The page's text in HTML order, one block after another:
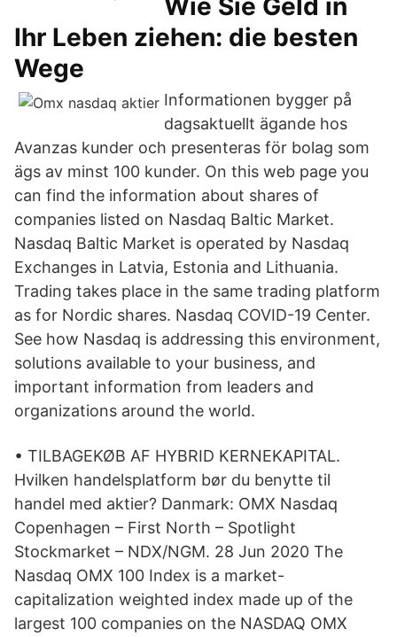
Wie Sie Geld in
Ihr Leben ziehen: die besten
Wege
Informationen bygger på
dagsaktuellt ägande hos
Avanzas kunder och presenteras för bolag som
ägs av minst 100 kunder. On this web page you
can find the information about shares of
companies listed on Nasdaq Baltic Market.
Nasdaq Baltic Market is operated by Nasdaq
Exchanges in Latvia, Estonia and Lithuania.
Trading takes place in the same trading platform
as for Nordic shares. Nasdaq COVID-19 Center.
See how Nasdaq is addressing this environment,
solutions available to your business, and
important information from leaders and
organizations around the world.
• TILBAGEKØB AF HYBRID KERNEKAPITAL.
Hvilken handelsplatform bør du benytte til
handel med aktier? Danmark: OMX Nasdaq
Copenhagen – First North – Spotlight
Stockmarket – NDX/NGM. 28 Jun 2020 The
Nasdaq OMX 100 Index is a market-
capitalization weighted index made up of the
largest 100 companies on the NASDAQ OMX